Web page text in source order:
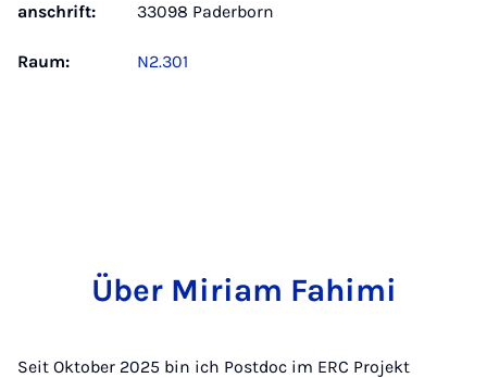
anschrift:
33098 Paderborn
Raum: N2.301
Über Miriam Fahimi
Seit Oktober 2025 bin ich Postdoc im ERC Projekt